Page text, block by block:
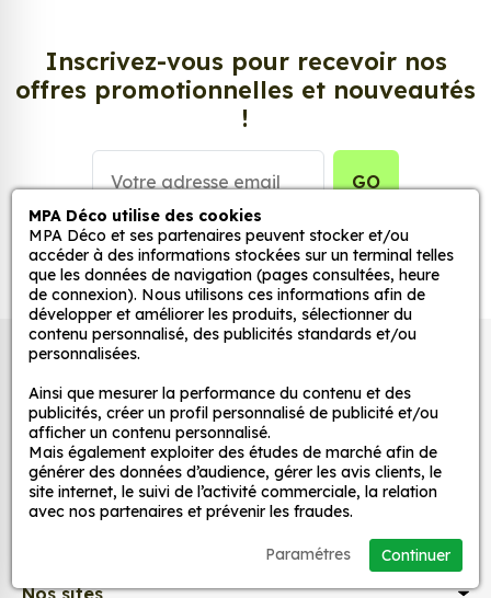
décorer votre intérieur ou votre véhicule.
Personnalisez la surface de votre choix avec nos
stickers muraux et stickers véhicule. Une solution
simple et rapide qui transforme toutes surfaces
lisses, propres et non poreuses.
Grâce à notre sélection de stickers et autocollants,
adaptez la décoration d’une pièce, d’une voiture,
d’un meuble, d’une porte et de toute autre surface,
et ce, à moindre coût et sans effort.
Quels sont les avantages de nos stickers
Une grande variété de motifs et de couleurs :
nos Sticker BMX 8 sont disponibles dans une
large gamme de motifs et de couleurs, ce qui
vous permet de trouver le sticker parfait pour
votre décoration.
Une installation facile : nos stickers sont faciles
à installer, même pour les débutants. Il suffit de
Inscrivez-vous pour recevoir nos
offres promotionnelles et nouveautés
!
GO
Autocollants pour véhicules et stickers
décoratifs
MPA Déco
Nos sites
MPA Déco utilise des cookies
MPA Déco et ses partenaires peuvent stocker et/ou
accéder à des informations stockées sur un terminal telles
que les données de navigation (pages consultées, heure
de connexion). Nous utilisons ces informations afin de
développer et améliorer les produits, sélectionner du
contenu personnalisé, des publicités standards et/ou
personnalisées.
Ainsi que mesurer la performance du contenu et des
publicités, créer un profil personnalisé de publicité et/ou
afficher un contenu personnalisé.
Mais également exploiter des études de marché afin de
générer des données d’audience, gérer les avis clients, le
site internet, le suivi de l’activité commerciale, la relation
avec nos partenaires et prévenir les fraudes.
Continuer
Paramétres